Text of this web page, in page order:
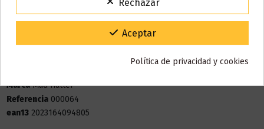
10 ml
50% VG / 50% PG
Marca Mad Hatter
Referencia 000064
ean13 2023164094805
Código:VACACIONES15
Gracias por tu paciencia y por seguir confiando en nosotros.
Rechazar
Aceptar
Política de privacidad y cookies